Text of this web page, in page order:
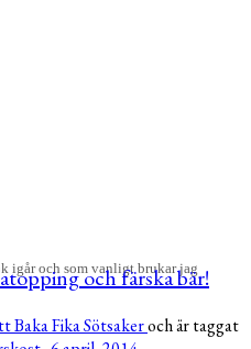
igår och som vanligt brukar jag
och färska bär!
BakaFikaSötsakeroch är taggat